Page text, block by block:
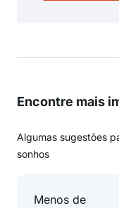
Encontre mais
Algumas sugestões
sonhos
Menos de